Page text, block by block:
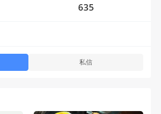
635
私信